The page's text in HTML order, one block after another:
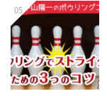
05